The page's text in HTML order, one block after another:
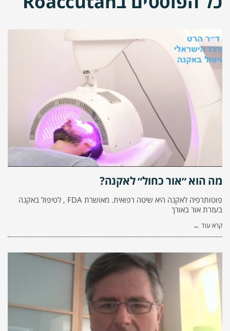
מה הוא ״אור כחול״ לאקנה?
פוטותרפיה לאקנה היא שיטה רפואית. מאושרת FDA , לטיפול באקנה
בעזרת אור באורך
קרא עוד ←